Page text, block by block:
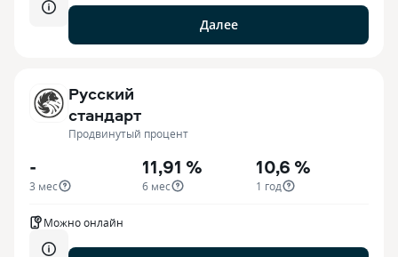
Далее
Русский
стандарт
Продвинутый процент
-
3 мес
11,91 %
6 мес
10,6 %
1 год
Можно онлайн